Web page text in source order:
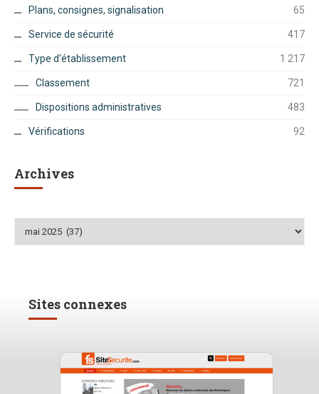
Plans, consignes, signalisation 65
Service de sécurité 417
Type d'établissement 1 217
Classement 721
Dispositions administratives 483
Vérifications 92
Archives
Archives
Sites connexes